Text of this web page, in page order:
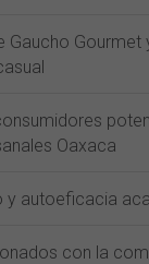
Gaucho Gourmet
Oaxaca
y autoeficacia
con la